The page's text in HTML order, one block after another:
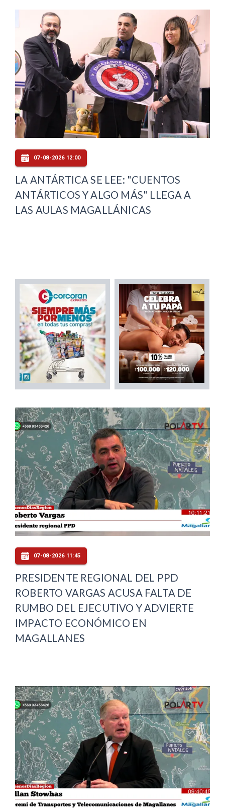
07-08-2026 12:00
LA ANTÁRTICA SE LEE: "CUENTOS
ANTÁRTICOS Y ALGO MÁS" LLEGA A
LAS AULAS MAGALLÁNICAS
07-08-2026 11:45
PRESIDENTE REGIONAL DEL PPD
ROBERTO VARGAS ACUSA FALTA DE
RUMBO DEL EJECUTIVO Y ADVIERTE
IMPACTO ECONÓMICO EN
MAGALLANES